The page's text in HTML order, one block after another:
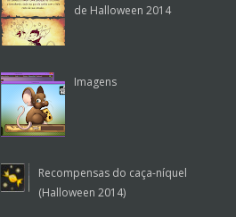
de Halloween 2014
Imagens
Recompensas do caça-níquel
(Halloween 2014)